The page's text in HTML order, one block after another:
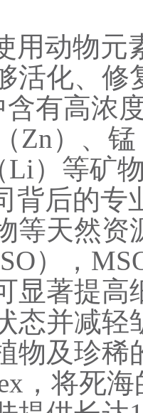
用动物元
活化、修
有高浓
（Zn）、
Li）等矿
背后的
等天然资
），
显著提高
态并减轻
物及珍稀
，将死